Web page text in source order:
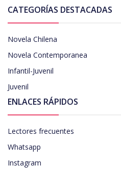
CATEGORÍAS DESTACADAS
Novela Chilena
Novela Contemporanea
Infantil-Juvenil
Juvenil
ENLACES RÁPIDOS
Lectores frecuentes
Whatsapp
Instagram